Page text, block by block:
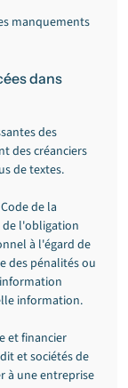
manquements
dans
des
des créanciers
de textes.
de la
l'obligation
à l'égard de
des pénalités ou
information.
et financier
et sociétés de
à une entreprise